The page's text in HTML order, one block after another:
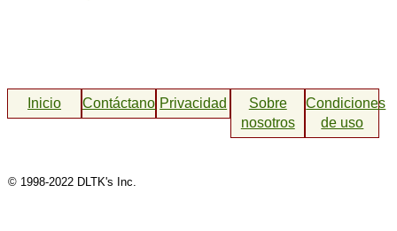
Inicio ContáctanosPrivacidad
Sobre
nosotros
Condiciones
de uso
© 1998-2022 DLTK's Inc.